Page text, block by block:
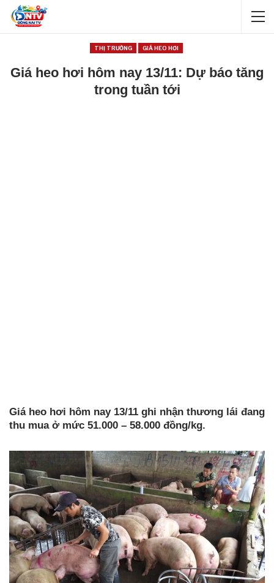
THỊ TRƯỜNG GIÁ HEO HƠI
Giá heo hơi hôm nay 13/11: Dự báo tăng
trong tuần tới
Giá heo hơi hôm nay 13/11 ghi nhận thương lái đang
thu mua ở mức 51.000 – 58.000 đồng/kg.